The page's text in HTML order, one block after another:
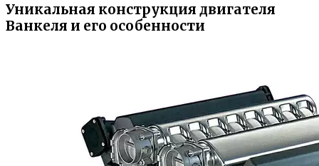
Уникальная конструкция двигателя
Ванкеля и его особенности